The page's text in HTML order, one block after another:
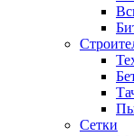
Сетки